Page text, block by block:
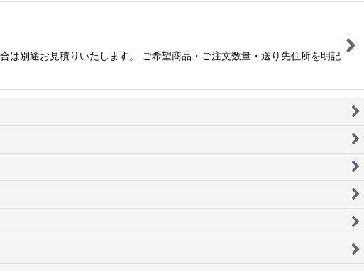
別途お見積りいたします。 ご希望商品・ご注文数量・送り先住所を明記